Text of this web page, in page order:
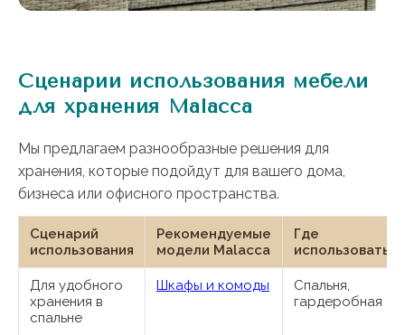
Сценарии использования мебели
для хранения Malacca
Мы предлагаем разнообразные решения для
хранения, которые подойдут для вашего дома,
бизнеса или офисного пространства.
Сценарий
использования
Рекомендуемые
модели Malacca
Где
использовать
Для удобного
хранения в
спальне
Шкафы и комоды
Спальня,
гардеробная